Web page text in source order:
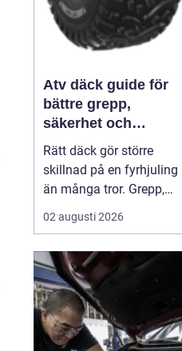
Atv däck guide för
bättre grepp,
säkerhet och
körglädje
Rätt däck gör större
skillnad på en fyrhjuling
än många tror. Grepp,
komfort, stabilitet och
hur snabbt däcken slits
vilket mönster, vilken
dimension och vilket
lufttryck som används.
För arbete på gården, lek
i skogen eller kö...
02 augusti 2026